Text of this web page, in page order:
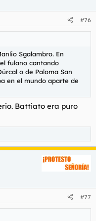
#76
Sgalambro. En
fulano cantando
o de Paloma San
en el mundo aparte de
Battiato era puro
#77